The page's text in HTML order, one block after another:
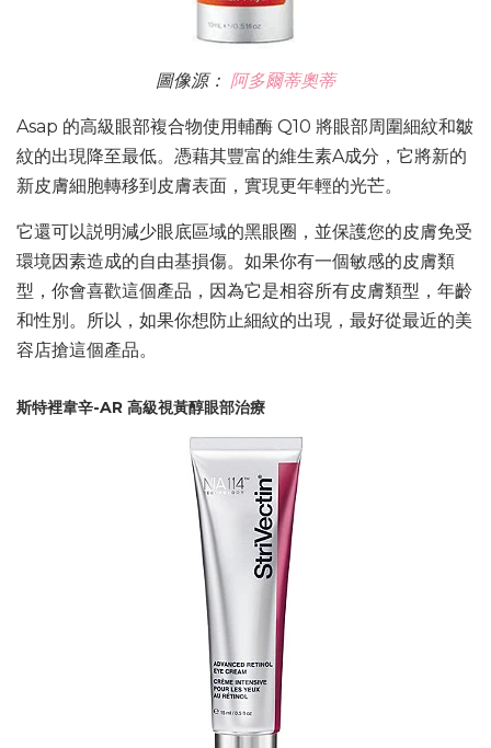
圖像源： 阿多爾蒂奧蒂
Asap 的高級眼部複合物使用輔酶 Q10 將眼部周圍細紋和皺
紋的出現降至最低。憑藉其豐富的維生素A成分，它將新的
新皮膚細胞轉移到皮膚表面，實現更年輕的光芒。
它還可以説明減少眼底區域的黑眼圈，並保護您的皮膚免受
環境因素造成的自由基損傷。如果你有一個敏感的皮膚類
型，你會喜歡這個產品，因為它是相容所有皮膚類型，年齡
和性別。所以，如果你想防止細紋的出現，最好從最近的美
容店搶這個產品。
斯特裡韋辛-AR 高級視黃醇眼部治療